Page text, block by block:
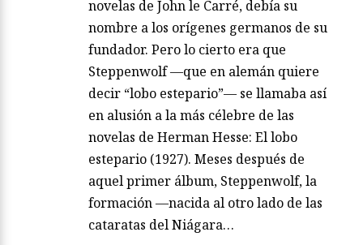
novelas de John le Carré, debía su
nombre a los orígenes germanos de su
fundador. Pero lo cierto era que
Steppenwolf —que en alemán quiere
decir “lobo estepario”— se llamaba así
en alusión a la más célebre de las
novelas de Herman Hesse: El lobo
estepario (1927). Meses después de
aquel primer álbum, Steppenwolf, la
formación —nacida al otro lado de las
cataratas del Niágara…